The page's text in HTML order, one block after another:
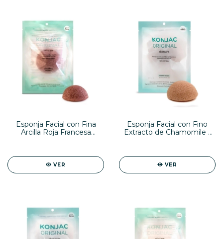
Esponja Facial con Fina
Arcilla Roja Francesa
VER
Esponja Facial con Fino
Extracto de Chamomile -
VER